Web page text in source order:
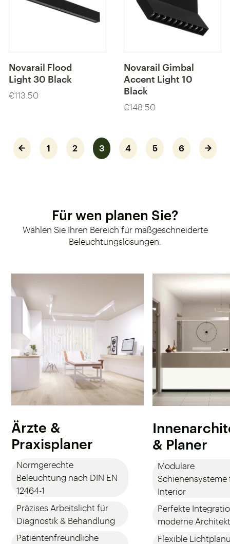
Novarail Flood
Light 30 Black
Preis
€113.50
Novarail Gimbal
Accent Light 10
Black
Preis
€148.50
1 2 3 4 5 6
Für wen planen Sie?
Wählen Sie Ihren Bereich für maßgeschneiderte
Beleuchtungslösungen.
Ärzte &
Praxisplaner
Normgerechte
Beleuchtung nach DIN EN
12464-1
Präzises Arbeitslicht für
Diagnostik & Behandlung
Patientenfreundliche
& Planer
Modulare
Schienensysteme
Interior
Perfekte
moderne
Flexible